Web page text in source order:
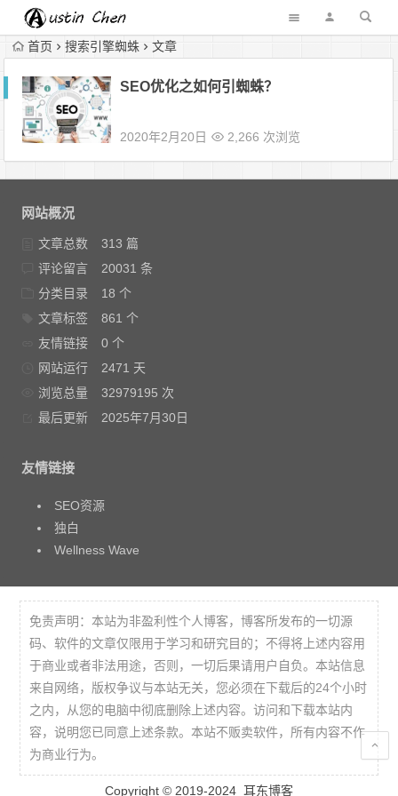
首页 搜索引擎蜘蛛 文章
SEO优化之如何引蜘蛛？
2020年2月20日 2,266 次浏览
网站概况
文章总数
313 篇
评论留言
20031 条
分类目录
18 个
文章标签
861 个
友情链接
0 个
网站运行
2471 天
浏览总量
32979195 次
最后更新
2025年7月30日
友情链接
SEO资源
独白
Wellness Wave
免责声明：本站为非盈利性个人博客，博客所发布的一切源
码、软件的文章仅限用于学习和研究目的；不得将上述内容用
于商业或者非法用途，否则，一切后果请用户自负。本站信息
来自网络，版权争议与本站无关，您必须在下载后的24个小时
之内，从您的电脑中彻底删除上述内容。访问和下载本站内
容，说明您已同意上述条款。本站不贩卖软件，所有内容不作
为商业行为。
Copyright © 2019-2024 耳东博客